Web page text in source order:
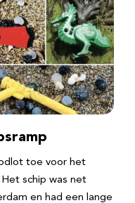
toe voor het
schip was net
en had een lange